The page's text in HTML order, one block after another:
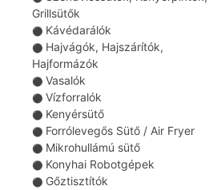
Grillsütők
⚫ Kávédarálók
⚫ Hajvágók, Hajszárítók,
Hajformázók
⚫ Vasalók
⚫ Vízforralók
⚫ Kenyérsütő
⚫ Forrólevegős Sütő / Air Fryer
⚫ Mikrohullámú sütő
⚫ Konyhai Robotgépek
⚫ Gőztisztítók